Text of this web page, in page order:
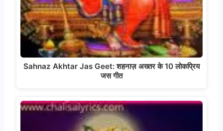
Sahnaz Akhtar Jas Geet: शहनाज़ अख्तर के 10 लोकप्रिय
जस गीत